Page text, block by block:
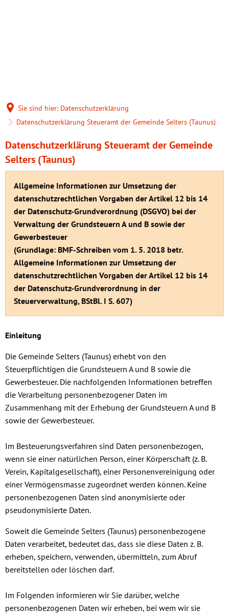
Politik & Wahlen
Selterser Kurier
Heiraten
Abfallentsorgung
Forstbetrieb
Ortslandwirte
Selters (Taunus) für
Selters (Taunus) für
Integration
Bücherei
Veranstaltungen
Unterkünfte etc.
Sportstätten
Sie sind hier: Datenschutzerklärung
Datenschutzerklärung Steueramt der Gemeinde Selters (Taunus)
Datenschutzerklärung
Steueramt
der
Gemeinde
Selters
(Taunus)
Datenschutzerklärung Steueramt der Gemeinde
Selters (Taunus)
Allgemeine Informationen zur Umsetzung der
datenschutzrechtlichen Vorgaben der Artikel 12 bis 14
der Datenschutz-Grundverordnung (DSGVO) bei der
Verwaltung der Grundsteuern A und B sowie der
Gewerbesteuer
(Grundlage: BMF-Schreiben vom 1. 5. 2018 betr.
Allgemeine Informationen zur Umsetzung der
datenschutzrechtlichen Vorgaben der Artikel 12 bis 14
der Datenschutz-Grundverordnung in der
Steuerverwaltung, BStBl. I S. 607)
Einleitung
Die Gemeinde Selters (Taunus) erhebt von den
Steuerpflichtigen die Grundsteuern A und B sowie die
Gewerbesteuer. Die nachfolgenden Informationen betreffen
die Verarbeitung personenbezogener Daten im
Zusammenhang mit der Erhebung der Grundsteuern A und B
sowie der Gewerbesteuer.
Im Besteuerungsverfahren sind Daten personenbezogen,
wenn sie einer natürlichen Person, einer Körperschaft (z. B.
Verein, Kapitalgesellschaft), einer Personenvereinigung oder
einer Vermögensmasse zugeordnet werden können. Keine
personenbezogenen Daten sind anonymisierte oder
pseudonymisierte Daten.
Soweit die Gemeinde Selters (Taunus) personenbezogene
Daten verarbeitet, bedeutet das, dass sie diese Daten z. B.
erheben, speichern, verwenden, übermitteln, zum Abruf
bereitstellen oder löschen darf.
Im Folgenden informieren wir Sie darüber, welche
personenbezogenen Daten wir erheben, bei wem wir sie